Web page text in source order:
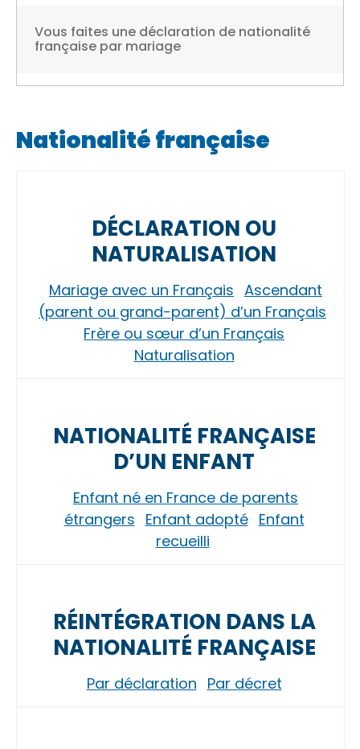
Vous faites une déclaration de nationalité
française par mariage
Nationalité française
DÉCLARATION OU
NATURALISATION
Mariage avec un Français Ascendant
(parent ou grand-parent) d’un Français
Frère ou sœur d’un Français
Naturalisation
NATIONALITÉ FRANÇAISE
D’UN ENFANT
Enfant né en France de parents
étrangers Enfant adopté Enfant
recueilli
RÉINTÉGRATION DANS LA
NATIONALITÉ FRANÇAISE
Par déclaration Par décret